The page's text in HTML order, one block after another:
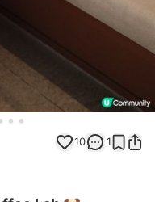
10 1